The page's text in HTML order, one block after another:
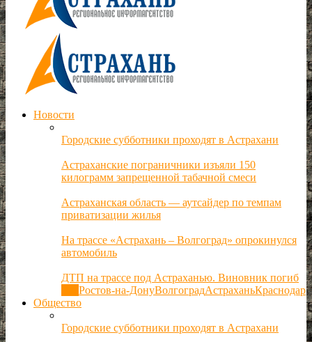
Новости
Городские субботники проходят в Астрахани
Астраханские пограничники изъяли 150
килограмм запрещенной табачной смеси
Астраханская область — аутсайдер по темпам
приватизации жилья
На трассе «Астрахань – Волгоград» опрокинулся
автомобиль
ДТП на трассе под Астраханью. Виновник погиб
Ростов-на-ДонуВолгоградАстраханьКраснодар
Общество
Городские субботники проходят в Астрахани